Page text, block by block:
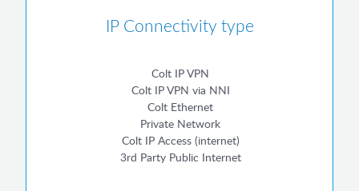
IP Connectivity type
Colt IP VPN
Colt IP VPN via NNI
Colt Ethernet
Private Network
Colt IP Access (internet)
3rd Party Public Internet